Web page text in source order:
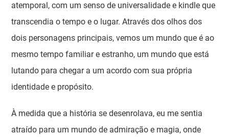
atemporal, com um senso de universalidade e kindle que
transcendia o tempo e o lugar. Através dos olhos dos
dois personagens principais, vemos um mundo que é ao
mesmo tempo familiar e estranho, um mundo que está
lutando para chegar a um acordo com sua própria
identidade e propósito.
À medida que a história se desenrolava, eu me sentia
atraído para um mundo de admiração e magia, onde